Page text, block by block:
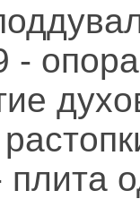
-
плита